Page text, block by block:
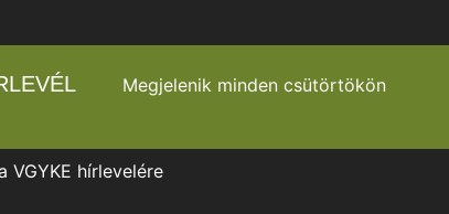
Megjelenik minden csütörtökön
hírlevelére